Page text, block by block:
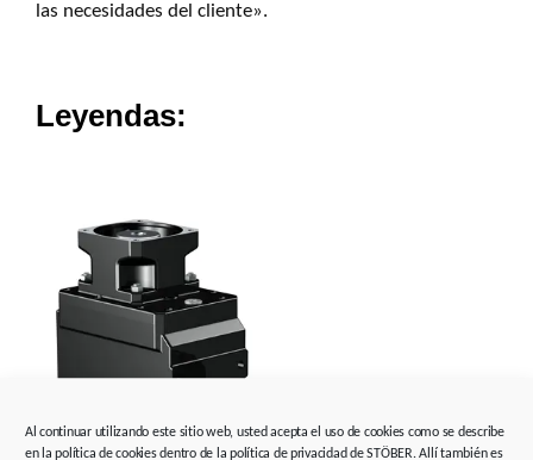
Al continuar utilizando este sitio web, usted acepta el uso de cookies como se describe
en la política de cookies dentro de la política de privacidad de STÖBER. Allí también es
las necesidades del cliente».
Leyendas: